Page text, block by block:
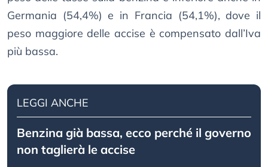
Germania (54,4%) e in Francia (54,1%), dove il
peso maggiore delle accise è compensato dall’Iva
più bassa.
LEGGI ANCHE
Benzina già bassa, ecco perché il governo
non taglierà le accise